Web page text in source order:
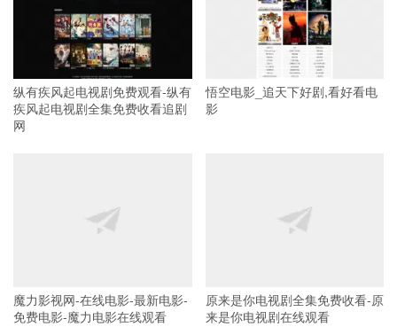
纵有疾风起电视剧免费观看-纵有
疾风起电视剧全集免费收看追剧
网
悟空电影_追天下好剧,看好看电
影
魔力影视网-在线电影-最新电影-
免费电影-魔力电影在线观看
原来是你电视剧全集免费收看-原
来是你电视剧在线观看